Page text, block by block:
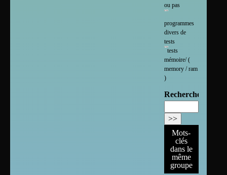
ou pas
programmes
divers de
tests
tests
mémoire/ (
memory / ram
)
Rechercher :
Mots-
clés
dans le
même
groupe